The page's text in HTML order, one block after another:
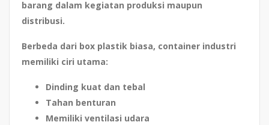
barang dalam kegiatan produksi maupun
distribusi.
Berbeda dari box plastik biasa, container industri
memiliki ciri utama:
Dinding kuat dan tebal
Tahan benturan
Memiliki ventilasi udara